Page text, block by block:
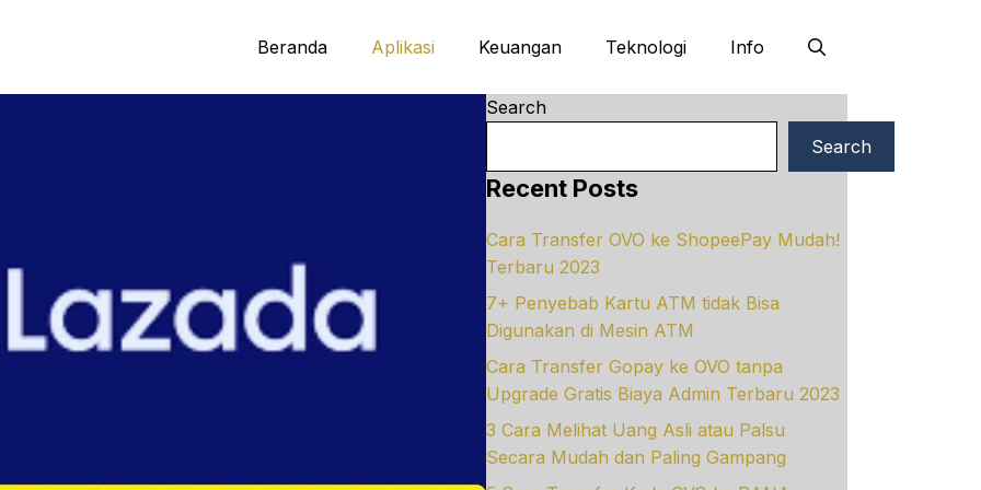
Beranda Aplikasi Keuangan Teknologi Info
Search
Search
Recent Posts
Cara Transfer OVO ke ShopeePay Mudah!
Terbaru 2023
7+ Penyebab Kartu ATM tidak Bisa
Digunakan di Mesin ATM
Cara Transfer Gopay ke OVO tanpa
Upgrade Gratis Biaya Admin Terbaru 2023
3 Cara Melihat Uang Asli atau Palsu
Secara Mudah dan Paling Gampang